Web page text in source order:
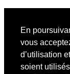
En
vous
d’utilisation
soient